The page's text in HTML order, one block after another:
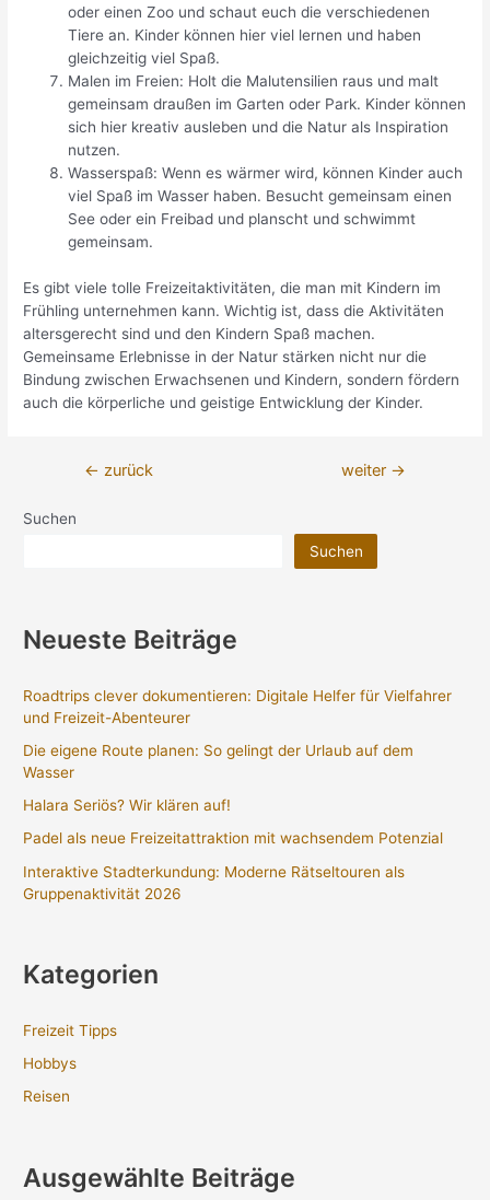
oder einen Zoo und schaut euch die verschiedenen
Tiere an. Kinder können hier viel lernen und haben
gleichzeitig viel Spaß.
Malen im Freien: Holt die Malutensilien raus und malt
gemeinsam draußen im Garten oder Park. Kinder können
sich hier kreativ ausleben und die Natur als Inspiration
nutzen.
Wasserspaß: Wenn es wärmer wird, können Kinder auch
viel Spaß im Wasser haben. Besucht gemeinsam einen
See oder ein Freibad und planscht und schwimmt
gemeinsam.
Es gibt viele tolle Freizeitaktivitäten, die man mit Kindern im
Frühling unternehmen kann. Wichtig ist, dass die Aktivitäten
altersgerecht sind und den Kindern Spaß machen.
Gemeinsame Erlebnisse in der Natur stärken nicht nur die
Bindung zwischen Erwachsenen und Kindern, sondern fördern
auch die körperliche und geistige Entwicklung der Kinder.
Beitragsnavigation
← zurück weiter →
Suchen
Suchen
Neueste Beiträge
Roadtrips clever dokumentieren: Digitale Helfer für Vielfahrer
und Freizeit-Abenteurer
Die eigene Route planen: So gelingt der Urlaub auf dem
Wasser
Halara Seriös? Wir klären auf!
Padel als neue Freizeitattraktion mit wachsendem Potenzial
Interaktive Stadterkundung: Moderne Rätseltouren als
Gruppenaktivität 2026
Kategorien
Freizeit Tipps
Hobbys
Reisen
Ausgewählte Beiträge